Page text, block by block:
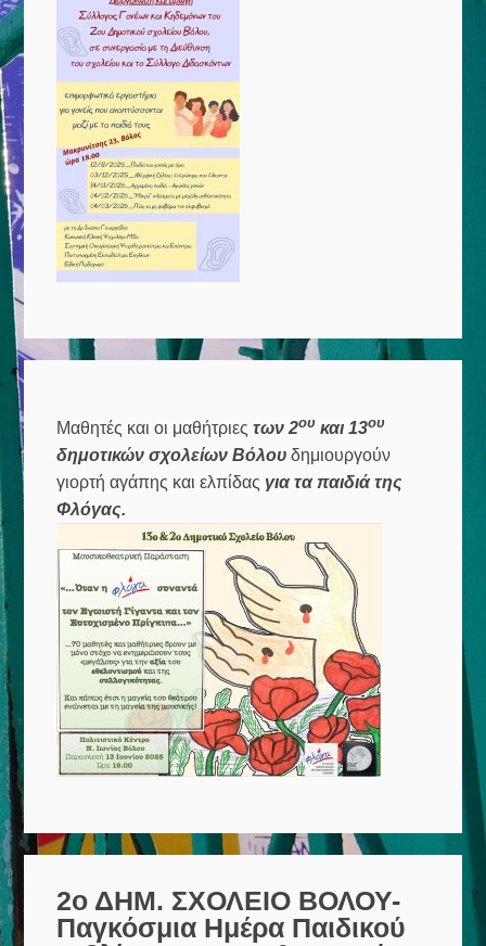
Μαθητές και οι μαθήτριεςτων 2ου και 13ου
δημοτικών σχολείων Βόλου δημιουργούν
γιορτή αγάπης και ελπίδας για τα παιδιά της
Φλόγας.
2ο ΔΗΜ. ΣΧΟΛΕΙΟ ΒΟΛΟΥ-
Παγκόσμια Ημέρα Παιδικού